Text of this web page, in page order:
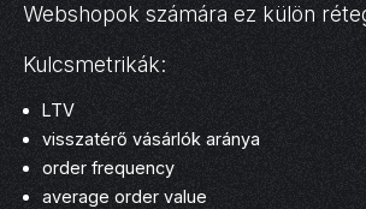
Webshopok számára ez külön
Kulcsmetrikák:
LTV
visszatérő vásárlók aránya
order frequency
average order value